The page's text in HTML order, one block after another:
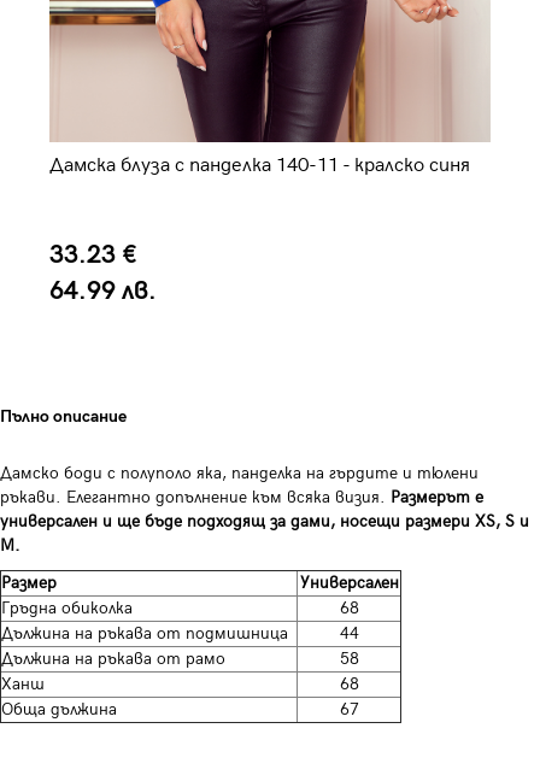
Дамска блуза с панделка 140-11 - кралско синя
33.23 €
64.99 лв.
Пълно описание
Дамско боди с полуполо яка, панделка на гърдите и тюлени
ръкави. Елегантно допълнение към всяка визия. Размерът е
универсален и ще бъде подходящ за дами, носещи размери XS, S и
M.
Размер
Универсален
Гръдна обиколка
68
Дължина на ръкава от подмишница
44
Дължина на ръкава от рамо
58
Ханш
68
Обща дължина
67